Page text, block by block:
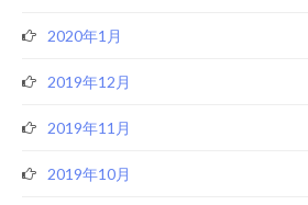
2020年1月
2019年12月
2019年11月
2019年10月